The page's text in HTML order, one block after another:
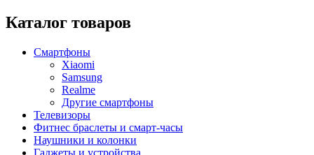
Каталог товаров
Смартфоны
Xiaomi
Samsung
Realme
Другие смартфоны
Телевизоры
Фитнес браслеты и смарт-часы
Наушники и колонки
Гаджеты и устройства